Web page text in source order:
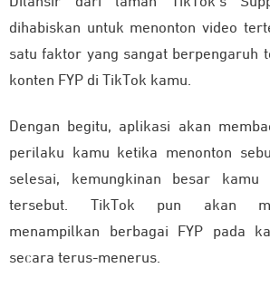
dihabiskan untuk menonton video
satu faktor yang sangat berpengaruh
konten FYP di TikTok kamu.
Dengan begitu, aplikasi akan
perilaku kamu ketika menonton
selesai, kemungkinan besar kamu
tersebut. TikTok pun akan
menampilkan berbagai FYP pada
secara terus-menerus.